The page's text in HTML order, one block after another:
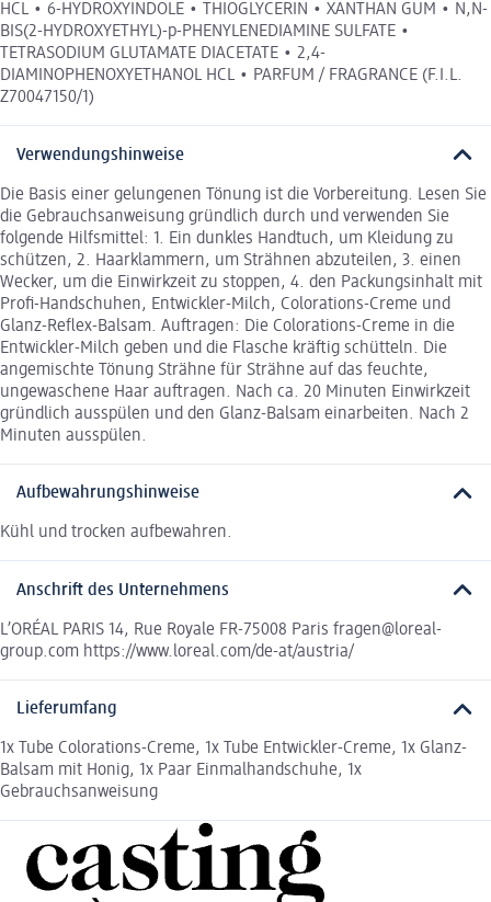
HCL • 6-HYDROXYINDOLE • THIOGLYCERIN • XANTHAN GUM • N,N-
BIS(2-HYDROXYETHYL)-p-PHENYLENEDIAMINE SULFATE •
TETRASODIUM GLUTAMATE DIACETATE • 2,4-
DIAMINOPHENOXYETHANOL HCL • PARFUM / FRAGRANCE (F.I.L.
Z70047150/1)
Verwendungshinweise
Die Basis einer gelungenen Tönung ist die Vorbereitung. Lesen Sie
die Gebrauchsanweisung gründlich durch und verwenden Sie
folgende Hilfsmittel: 1. Ein dunkles Handtuch, um Kleidung zu
schützen, 2. Haarklammern, um Strähnen abzuteilen, 3. einen
Wecker, um die Einwirkzeit zu stoppen, 4. den Packungsinhalt mit
Profi-Handschuhen, Entwickler-Milch, Colorations-Creme und
Glanz-Reflex-Balsam. Auftragen: Die Colorations-Creme in die
Entwickler-Milch geben und die Flasche kräftig schütteln. Die
angemischte Tönung Strähne für Strähne auf das feuchte,
ungewaschene Haar auftragen. Nach ca. 20 Minuten Einwirkzeit
gründlich ausspülen und den Glanz-Balsam einarbeiten. Nach 2
Minuten ausspülen.
Aufbewahrungshinweise
Kühl und trocken aufbewahren.
Anschrift des Unternehmens
L’ORÉAL PARIS 14, Rue Royale FR-75008 Paris fragen@loreal-
group.com https://www.loreal.com/de-at/austria/
Lieferumfang
1x Tube Colorations-Creme, 1x Tube Entwickler-Creme, 1x Glanz-
Balsam mit Honig, 1x Paar Einmalhandschuhe, 1x
Gebrauchsanweisung